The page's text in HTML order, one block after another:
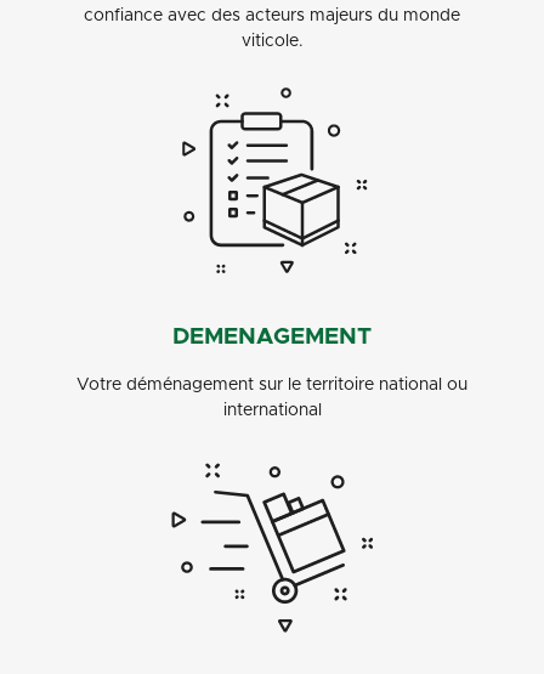
confiance avec des acteurs majeurs du monde
viticole.
DEMENAGEMENT
Votre déménagement sur le territoire national ou
international